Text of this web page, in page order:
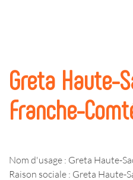
Greta Haute-
Franche-
Nom d'usage : Greta Haute-
Raison sociale : Greta Haute-